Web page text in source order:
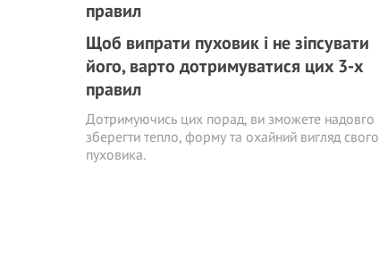
Щоб випрати пуховик і не зіпсувати
його, варто дотримуватися цих 3-х
правил
Дотримуючись цих порад, ви зможете надовго
зберегти тепло, форму та охайний вигляд свого
пуховика.